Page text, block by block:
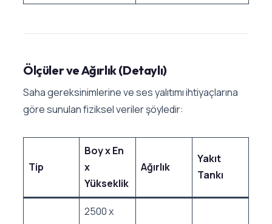
Ölçüler ve Ağırlık (Detaylı)
Saha gereksinimlerine ve ses yalıtımı ihtiyaçlarına
göre sunulan fiziksel veriler şöyledir:
Tip
Boy x En
x
Yükseklik
Ağırlık
Yakıt
Tankı
2500 x